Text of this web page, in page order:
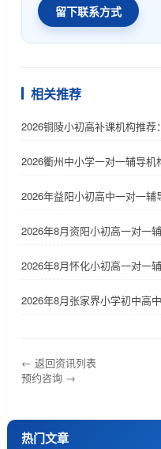
留下联系方式
相关推荐
2026铜陵小初高补课机构推
2026衢州中小学一对一辅导
2026年益阳小初高中一对一
2026年8月资阳小初高一对一
2026年8月怀化小初高一对一
2026年8月张家界小学初中高
← 返回资讯列表
预约咨询 →
热门文章